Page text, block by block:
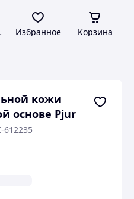
Избранное Корзина
кожи
основе Pjur
612235